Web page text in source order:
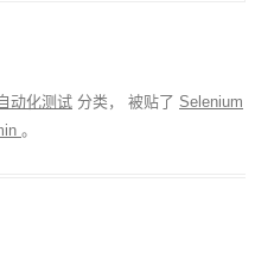
动化测试 分类， 被贴了 Selenium
。